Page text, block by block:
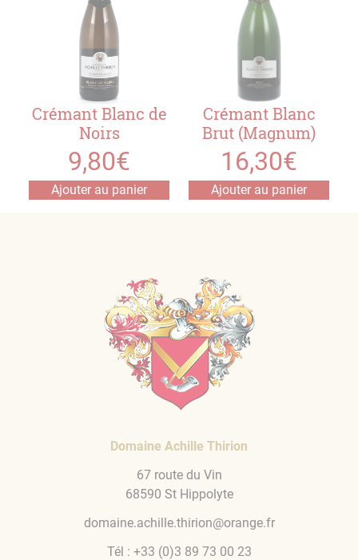
Crémant Blanc de
Noirs
9,80€
Ajouter au panier
Crémant Blanc
Brut (Magnum)
16,30€
Ajouter au panier
Domaine Achille Thirion
67 route du Vin
68590 St Hippolyte
domaine.achille.thirion@orange.fr
Tél : +33 (0)3 89 73 00 23